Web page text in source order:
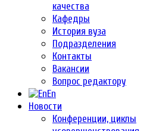
качества
Кафедры
История вуза
Подразделения
Контакты
Вакансии
Вопрос редактору
En
Новости
Конференции, циклы